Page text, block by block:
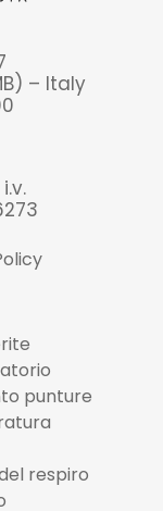
– Italy
punture
respiro